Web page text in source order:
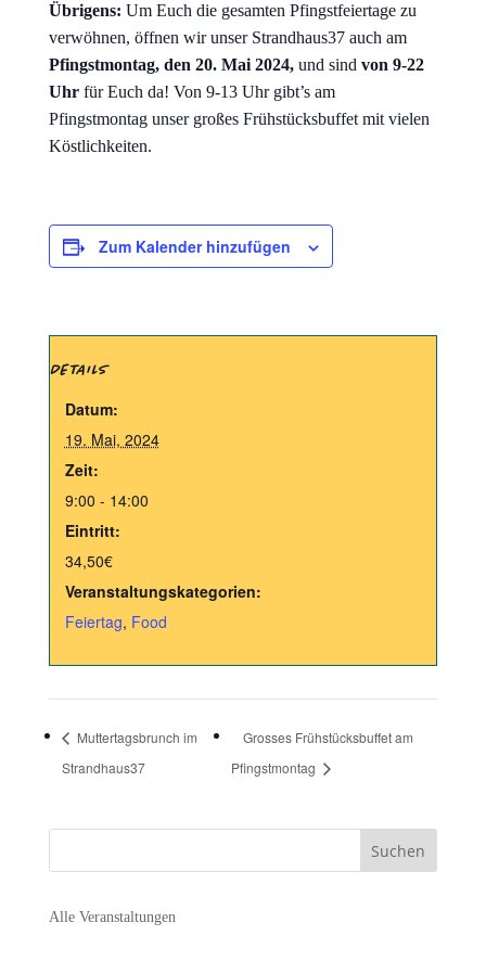
Übrigens: Um Euch die gesamten Pfingstfeiertage zu
verwöhnen, öffnen wir unser Strandhaus37 auch am
Pfingstmontag, den 20. Mai 2024,und sind von 9-22
Uhrfür Euch da! Von 9-13 Uhr gibt’s am
Pfingstmontag unser großes Frühstücksbuffet mit vielen
Köstlichkeiten.
Zum Kalender hinzufügen
DETAILS
Datum:
19. Mai, 2024
Zeit:
9:00 - 14:00
Eintritt:
34,50€
Veranstaltungskategorien:
Feiertag, Food
Muttertagsbrunch im
Strandhaus37
Grosses Frühstücksbuffet am
Pfingstmontag
Alle Veranstaltungen